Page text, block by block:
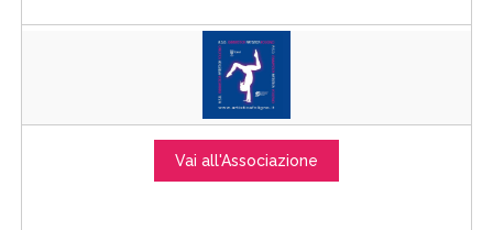
Vai all'Associazione